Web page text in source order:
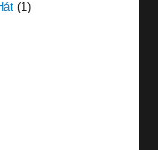
(1)